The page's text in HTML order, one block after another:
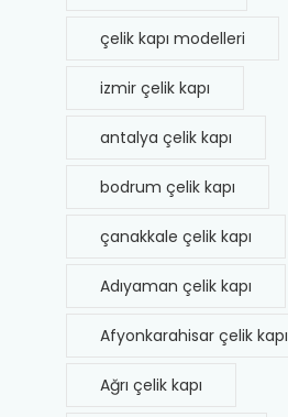
çelik kapı modelleri
izmir çelik kapı
antalya çelik kapı
bodrum çelik kapı
çanakkale çelik kapı
Adıyaman çelik kapı
Afyonkarahisar çelik kapı
Ağrı çelik kapı